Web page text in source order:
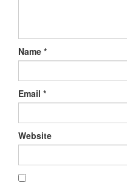
Name *
Email *
Website